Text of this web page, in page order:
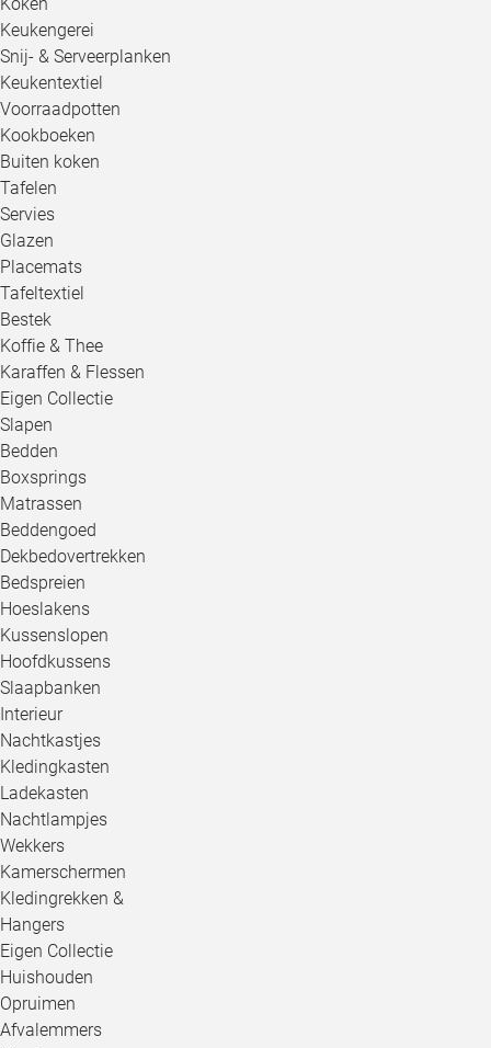
Keukengerei
Snij- & Serveerplanken
Keukentextiel
Voorraadpotten
Kookboeken
Buiten koken
Tafelen
Servies
Glazen
Placemats
Tafeltextiel
Bestek
Koffie & Thee
Karaffen & Flessen
Eigen Collectie
Slapen
Bedden
Boxsprings
Matrassen
Beddengoed
Dekbedovertrekken
Bedspreien
Hoeslakens
Kussenslopen
Hoofdkussens
Slaapbanken
Interieur
Nachtkastjes
Kledingkasten
Ladekasten
Nachtlampjes
Wekkers
Kamerschermen
Kledingrekken &
Hangers
Eigen Collectie
Huishouden
Opruimen
Afvalemmers